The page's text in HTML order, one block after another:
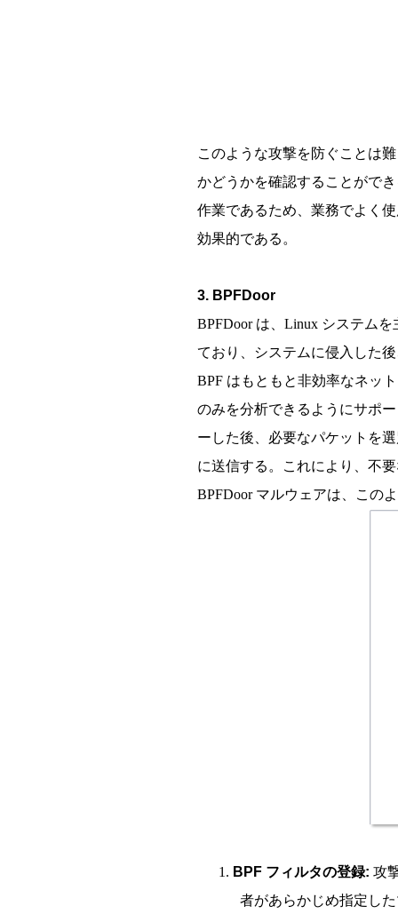
このような攻撃を防ぐことは
かどうかを確認することがで
作業であるため、業務でよく
効果的である。
3. BPFDoor
BPFDoor は、Linux システム
ており、システムに侵入した
BPF はもともと非効率なネッ
のみを分析できるようにサポ
ーした後、必要なパケットを
に送信する。これにより、不
BPFDoor マルウェアは、この
1. BPF フィルタの登録: 攻
者があらかじめ指定し